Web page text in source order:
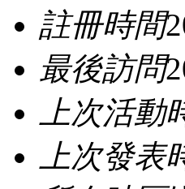
註冊時間
最後訪問
上次活動
上次發表